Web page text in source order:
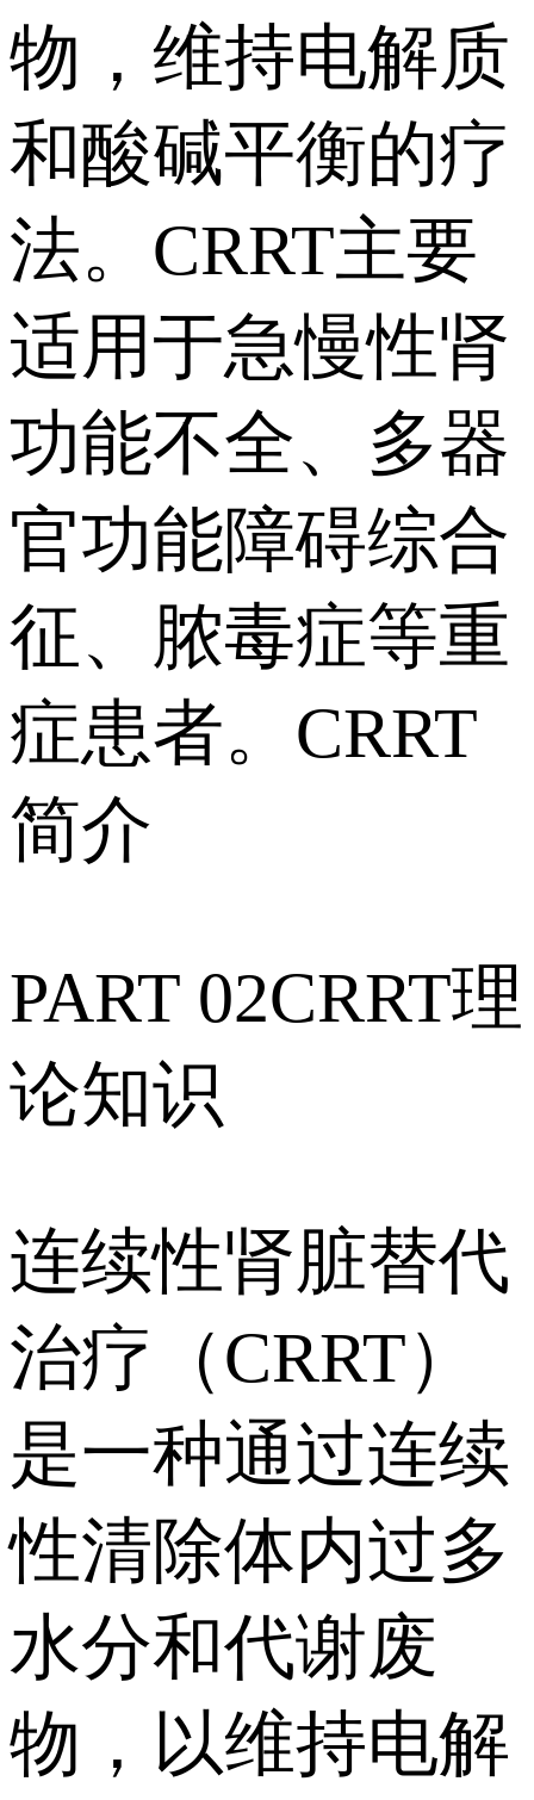
物，维持电解质
和酸碱平衡的疗
法。CRRT主要
适用于急慢性肾
功能不全、多器
官功能障碍综合
征、脓毒症等重
症患者。CRRT
简介
PART 02CRRT理
论知识
连续性肾脏替代
治疗（CRRT）
是一种通过连续
性清除体内过多
水分和代谢废
物，以维持电解